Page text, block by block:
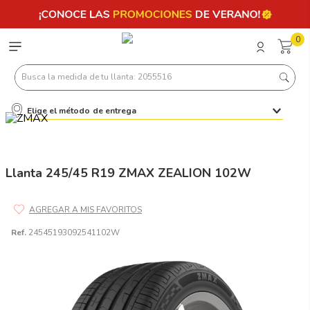
0
Busca la medida de tu llanta: 2055516
Elige el método de entrega
Llanta 245/45 R19 ZMAX ZEALION 102W
Ref. 24545193092541102W
Términos más buscados
6.205
7.245